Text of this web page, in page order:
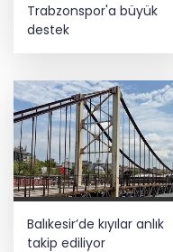
Trabzonspor'a büyük
destek
Balıkesir’de kıyılar anlık
takip ediliyor